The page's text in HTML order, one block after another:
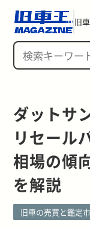
旧
ダットサ
リセール
相場の傾
を解説
旧車の売買と鑑定